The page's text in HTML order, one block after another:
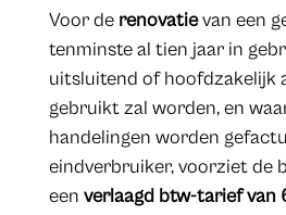
Voor de renovatievan een
tenminste al tien jaar in
uitsluitend of hoofdzakelijk
gebruikt zal worden, en
handelingen worden
eindverbruiker, voorziet de
een verlaagd btw-tarief van